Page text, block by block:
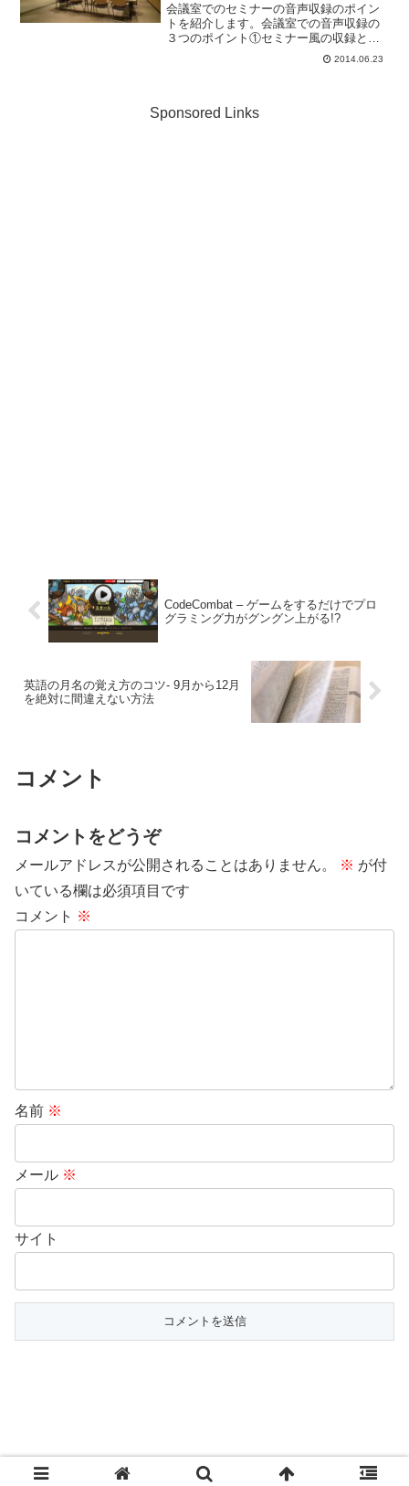
会議室でのセミナーの音声収録のポイン
トを紹介します。会議室での音声収録の
３つのポイント①セミナー風の収録とお
客さんのいる実際のセミナー収録では、
収録方法が異なるセミナー風の収録で
2014.06.23
Sponsored Links
CodeCombat – ゲームをするだけでプロ
グラミング力がグングン上がる!?
英語の月名の覚え方のコツ- 9月から12月
を絶対に間違えない方法
コメント
コメントをどうぞ
メールアドレスが公開されることはありません。 ※ が付
いている欄は必須項目です
コメント ※
名前 ※
メール ※
サイト
© 2013-2026 ShareWis Press（シェアウィズ プレス）.